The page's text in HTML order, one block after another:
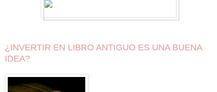
¿INVERTIR EN LIBRO ANTIGUO ES UNA BUENA
IDEA?